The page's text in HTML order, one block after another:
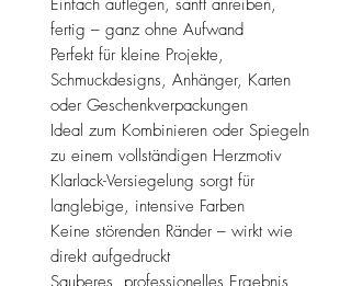
fertig – ganz ohne Aufwand
Perfekt für kleine Projekte,
Schmuckdesigns, Anhänger, Karten
oder Geschenkverpackungen
Ideal zum Kombinieren oder Spiegeln
zu einem vollständigen Herzmotiv
Klarlack-Versiegelung sorgt für
langlebige, intensive Farben
Keine störenden Ränder – wirkt wie
direkt aufgedruckt
Sauberes, professionelles Ergebnis